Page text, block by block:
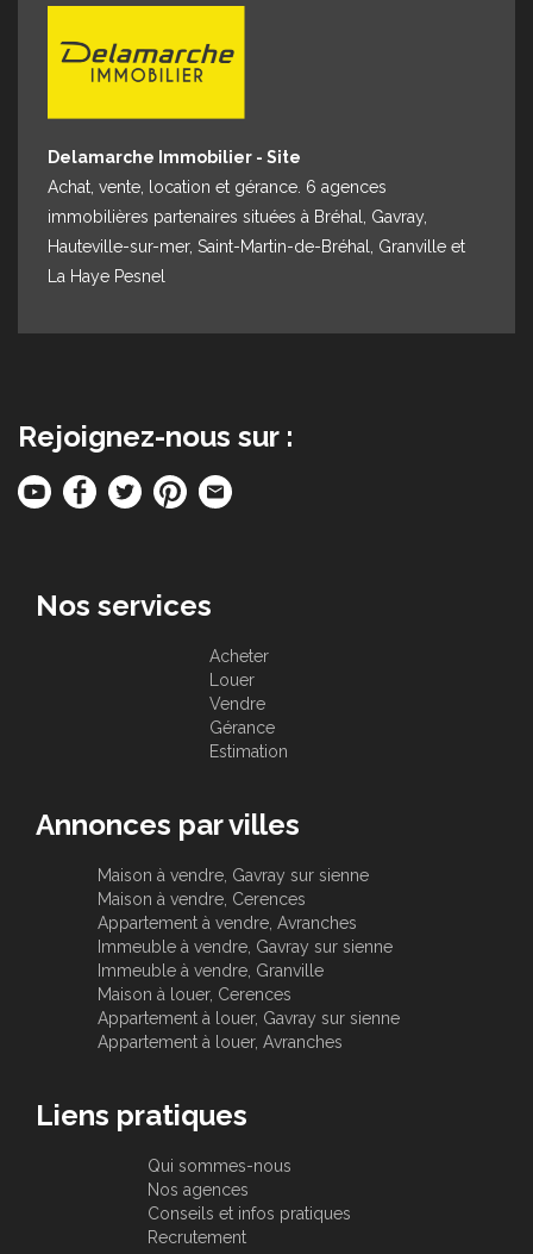
Delamarche Immobilier - Site
Achat, vente, location et gérance. 6 agences
immobilières partenaires situées à Bréhal, Gavray,
Hauteville-sur-mer, Saint-Martin-de-Bréhal, Granville et
La Haye Pesnel
Rejoignez-nous sur :
Nos services
Acheter
Louer
Vendre
Gérance
Estimation
Annonces par villes
Maison à vendre, Gavray sur sienne
Maison à vendre, Cerences
Appartement à vendre, Avranches
Immeuble à vendre, Gavray sur sienne
Immeuble à vendre, Granville
Maison à louer, Cerences
Appartement à louer, Gavray sur sienne
Appartement à louer, Avranches
Liens pratiques
Qui sommes-nous
Nos agences
Conseils et infos pratiques
Recrutement